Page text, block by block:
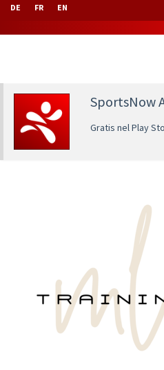
DE FR EN
SportsNow
Gratis nel Play